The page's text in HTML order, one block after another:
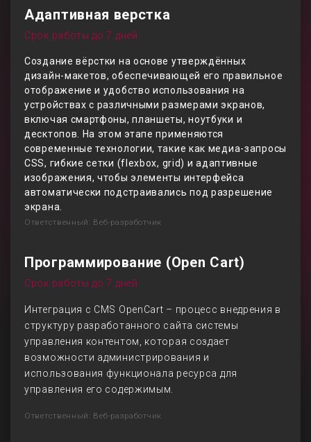
Адаптивная верстка
Срок работы до 7 дней
Создание вёрстки на основе утверждённых
дизайн-макетов, обеспечивающей его правильное
отображение и удобство использования на
устройствах с различными размерами экранов,
включая смартфоны, планшеты, ноутбуки и
десктопов. На этом этапе применяются
современные технологии, такие как медиа-запросы
CSS, гибкие сетки (flexbox, grid) и адаптивные
изображения, чтобы элементы интерфейса
автоматически подстраивались под разрешение
экрана.
Ответственный: Веб-разработчик
Программирование (Open Cart)
Срок работы до 7 дней
Интеграция с CMS OpenCart – процесс внедрения в
структуру разработанного сайта системы
управления контентом, которая создает
возможности администрирования и
использования функционала ресурса для
управления его содержимым.
Ответственный: Веб-разработчик